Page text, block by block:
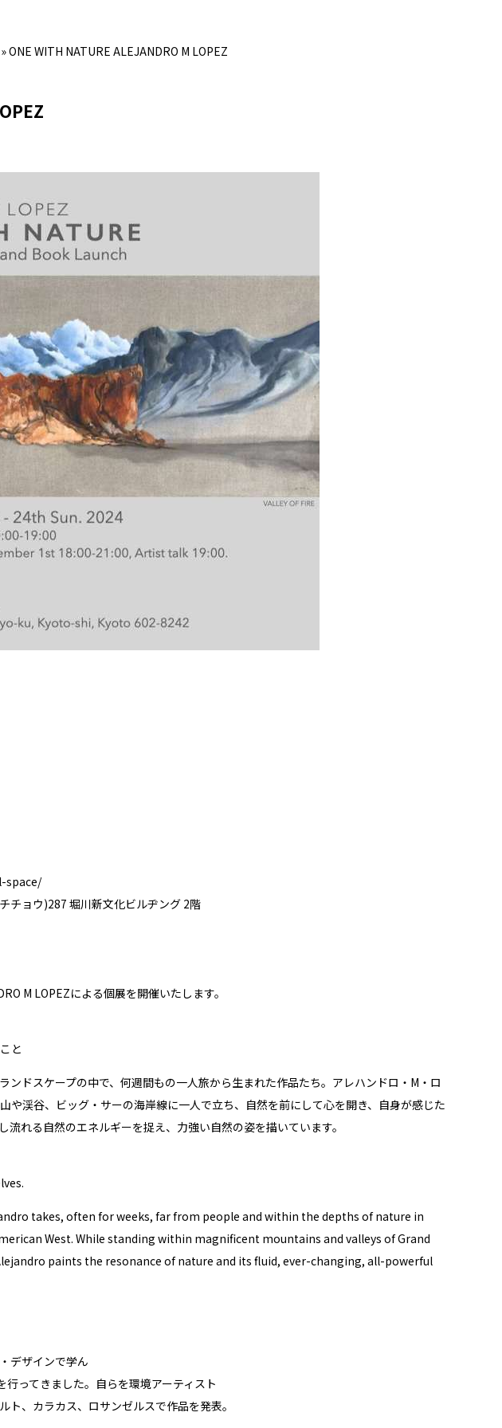
»ONE WITH NATURE ALEJANDRO M LOPEZ
space/
チョウ)287 堀川新文化ビルヂング 2階
M LOPEZによる個展を開催いたします。
と
ドスケープの中で、何週間もの一人旅から生まれた作品たち。アレハンドロ・M・ロ
や渓谷、ビッグ・サーの海岸線に一人で立ち、自然を前にして心を開き、自身が感じた
れる自然のエネルギーを捉え、力強い自然の姿を描いています。
takes, often for weeks, far from people and within the depths of nature in
West. While standing within magnificent mountains and valleys of Grand
paints the resonance of nature and its fluid, ever-changing, all-powerful
デザインで学ん
ってきました。自らを環境アーティスト
、カラカス、ロサンゼルスで作品を発表。